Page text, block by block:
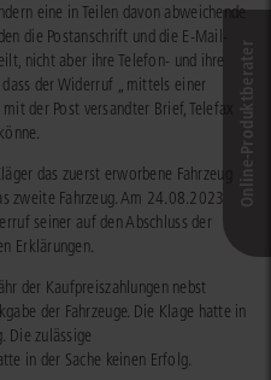
eine in Teilen davon abweichende
die Postanschrift und die E-Mail-
nicht aber ihre Telefon- und ihre
dass der Widerruf „mittels einer
der Post versandter Brief, Telefax
das zuerst erworbene Fahrzeug
zweite Fahrzeug. Am 24.08.2023
seiner auf den Abschluss der
Erklärungen.
der Kaufpreiszahlungen nebst
der Fahrzeuge. Die Klage hatte in
Die zulässige
in der Sache keinen Erfolg.
Online-Produkt­berater